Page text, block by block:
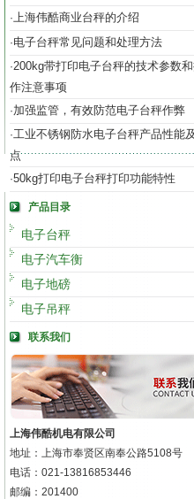
·上海伟酷商业台秤的介绍
·电子台秤常见问题和处理方法
·200kg带打印电子台秤的技术参数
作注意事项
·加强监管，有效防范电子台秤作弊
·工业不锈钢防水电子台秤产品性能
点
·50kg打印电子台秤打印功能特性
产品目录
电子台秤
电子汽车衡
电子地磅
电子吊秤
联系我们
上海伟酷机电有限公司
地址：上海市奉贤区南奉公路5108号
电话：021-13816853446
邮编：201400